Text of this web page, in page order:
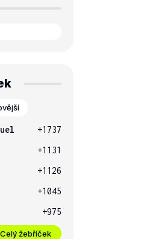
+1737
+1131
+1126
+1045
+975
Celý žebříček